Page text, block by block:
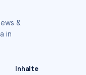
&
in
Inhalte